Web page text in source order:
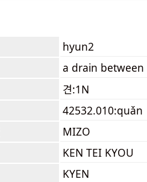
hyun2
a drain
견:1N
42532.010:quǎn
MIZO
KEN TEI KYOU
KYEN